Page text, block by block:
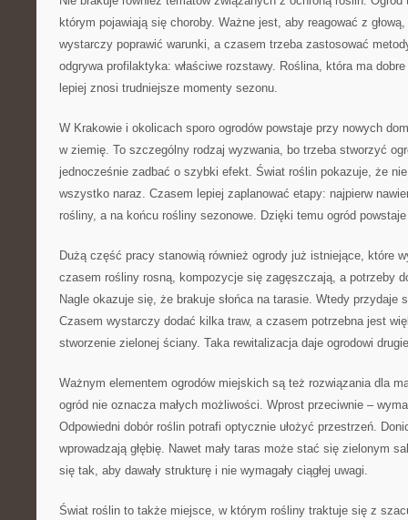
którym pojawiają się choroby. Ważne jest, aby reagować z
wystarczy poprawić warunki, a czasem trzeba zastosować
odgrywa profilaktyka: właściwe rozstawy. Roślina, która ma
lepiej znosi trudniejsze momenty sezonu.
W Krakowie i okolicach sporo ogrodów powstaje przy nowych
w ziemię. To szczególny rodzaj wyzwania, bo trzeba stworzyć
jednocześnie zadbać o szybki efekt. Świat roślin pokazuje, że
wszystko naraz. Czasem lepiej zaplanować etapy: najpierw
rośliny, a na końcu rośliny sezonowe. Dzięki temu ogród
Dużą część pracy stanowią również ogrody już istniejące, które
czasem rośliny rosną, kompozycje się zagęszczają, a potrzeby
Nagle okazuje się, że brakuje słońca na tarasie. Wtedy przydaje
Czasem wystarczy dodać kilka traw, a czasem potrzebna jest
stworzenie zielonej ściany. Taka rewitalizacja daje ogrodowi
Ważnym elementem ogrodów miejskich są też rozwiązania dla
ogród nie oznacza małych możliwości. Wprost przeciwnie –
Odpowiedni dobór roślin potrafi optycznie ułożyć przestrzeń.
wprowadzają głębię. Nawet mały taras może stać się zielonym
się tak, aby dawały strukturę i nie wymagały ciągłej uwagi.
Świat roślin to także miejsce, w którym rośliny traktuje się z